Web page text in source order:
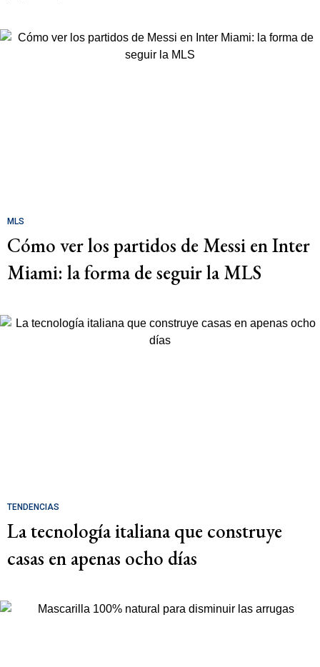
MLS
Cómo ver los partidos de Messi en Inter
Miami: la forma de seguir la MLS
TENDENCIAS
La tecnología italiana que construye
casas en apenas ocho días